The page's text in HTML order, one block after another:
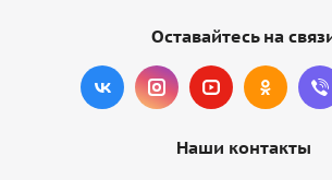
Оставайтесь на
Наши контакты